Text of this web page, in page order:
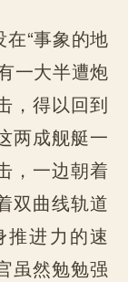
“事象的地
一大半遭炮
，得以回到
两成舰艇一
，一边朝着
双曲线轨道
进力的速
虽然勉勉强